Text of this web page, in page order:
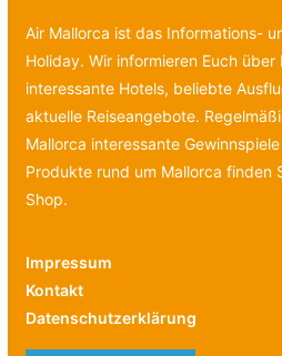
Air Mallorca ist das Informations-
Holiday. Wir informieren Euch
interessante Hotels, beliebte
aktuelle Reiseangebote.
Mallorca interessante
Produkte rund um Mallorca finden
Shop.
Impressum
Kontakt
Datenschutzerklärung